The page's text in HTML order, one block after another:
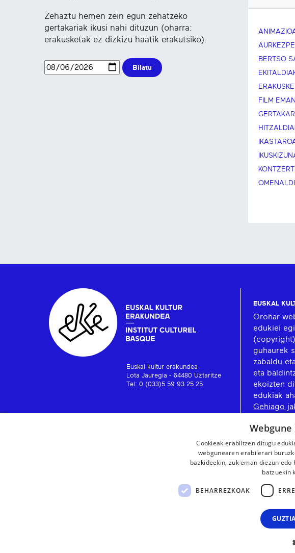
Zehaztu hemen zein egun zehatzeko
gertakariak ikusi nahi dituzun (oharra:
erakusketak ez dizkizu haatik erakutsiko).
Bilatu
BERTSO
FILM
Euskal kultur erakundea
Lota Jauregia - 64480 Uztaritze
Tel: 0 (033)5 59 93 25 25
EUSKAL
Orohar
edukiei
guhaurek
zabaldu
eta
ekoizten
edukiak
Gehiago
Cookieak erabiltzen ditugu
webgunearen erabilerari
bazkideekin, zuk eman diezun
batzuekin
BEHARREZKOAK